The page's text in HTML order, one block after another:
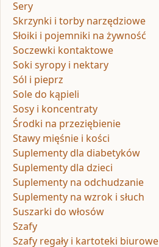
Sery
Skrzynki i torby narzędziowe
Słoiki i pojemniki na żywność
Soczewki kontaktowe
Soki syropy i nektary
Sól i pieprz
Sole do kąpieli
Sosy i koncentraty
Środki na przeziębienie
Stawy mięśnie i kości
Suplementy dla diabetyków
Suplementy dla dzieci
Suplementy na odchudzanie
Suplementy na wzrok i słuch
Suszarki do włosów
Szafy
Szafy regały i kartoteki biurowe